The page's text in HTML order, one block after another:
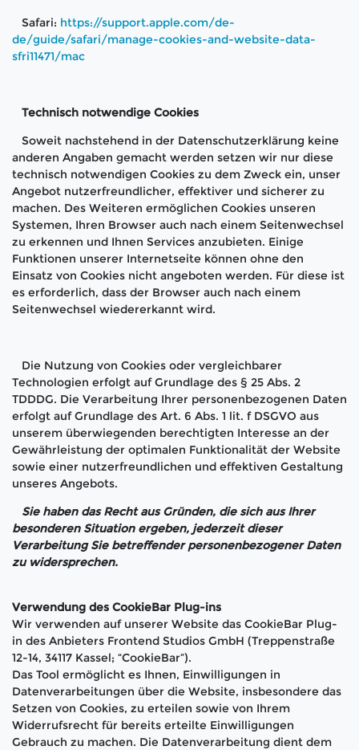
Safari: https://support.apple.com/de-
de/guide/safari/manage-cookies-and-website-data-
sfri11471/mac
Technisch notwendige Cookies
Soweit nachstehend in der Datenschutzerklärung keine
anderen Angaben gemacht werden setzen wir nur diese
technisch notwendigen Cookies zu dem Zweck ein, unser
Angebot nutzerfreundlicher, effektiver und sicherer zu
machen. Des Weiteren ermöglichen Cookies unseren
Systemen, Ihren Browser auch nach einem Seitenwechsel
zu erkennen und Ihnen Services anzubieten. Einige
Funktionen unserer Internetseite können ohne den
Einsatz von Cookies nicht angeboten werden. Für diese ist
es erforderlich, dass der Browser auch nach einem
Seitenwechsel wiedererkannt wird.
Die Nutzung von Cookies oder vergleichbarer
Technologien erfolgt auf Grundlage des § 25 Abs. 2
TDDDG. Die Verarbeitung Ihrer personenbezogenen Daten
erfolgt auf Grundlage des Art. 6 Abs. 1 lit. f DSGVO aus
unserem überwiegenden berechtigten Interesse an der
Gewährleistung der optimalen Funktionalität der Website
sowie einer nutzerfreundlichen und effektiven Gestaltung
unseres Angebots.
Sie haben das Recht aus Gründen, die sich aus Ihrer
besonderen Situation ergeben, jederzeit dieser
Verarbeitung Sie betreffender personenbezogener Daten
zu widersprechen.
Verwendung des CookieBar Plug-ins
Wir verwenden auf unserer Website das CookieBar Plug-
in des Anbieters Frontend Studios GmbH (Treppenstraße
12-14, 34117 Kassel; “CookieBar”).
Das Tool ermöglicht es Ihnen, Einwilligungen in
Datenverarbeitungen über die Website, insbesondere das
Setzen von Cookies, zu erteilen sowie von Ihrem
Widerrufsrecht für bereits erteilte Einwilligungen
Gebrauch zu machen. Die Datenverarbeitung dient dem